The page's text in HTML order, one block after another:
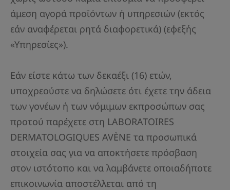
άμεση αγορά προϊόντων ή υπηρεσιών (εκτός
εάν αναφέρεται ρητά διαφορετικά) (εφεξής
«Υπηρεσίες»).
Εάν είστε κάτω των δεκαέξι (16) ετών,
υποχρεούστε να δηλώσετε ότι έχετε την άδεια
των γονέων ή των νόμιμων εκπροσώπων σας
προτού παρέχετε στη LABORATOIRES
DERMATOLOGIQUES AVÈNE τα προσωπικά
στοιχεία σας για να αποκτήσετε πρόσβαση
στον ιστότοπο και να λαμβάνετε οποιαδήποτε
επικοινωνία αποστέλλεται από τη